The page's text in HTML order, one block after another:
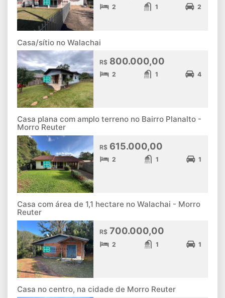
2 1 2
Casa/sítio no Walachai
R$ 800.000,00
2 1 4
Casa plana com amplo terreno no Bairro Planalto -
Morro Reuter
R$ 615.000,00
2 1 1
Casa com área de 1,1 hectare no Walachai - Morro
Reuter
R$ 700.000,00
2 1 1
Casa no centro, na cidade de Morro Reuter